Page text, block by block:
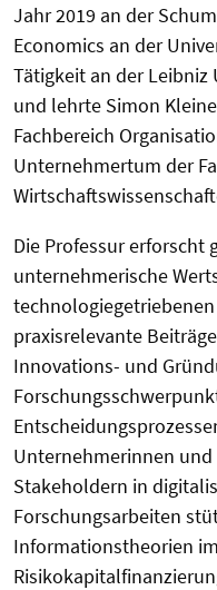
Jahr 2019 an der
Economics an der
Tätigkeit an der
und lehrte Simon
Fachbereich
Unternehmertum der
Die Professur erforscht
unternehmerische
praxisrelevante
Innovations- und
Unternehmerinnen
Stakeholdern in
Forschungsarbeiten
Informationstheorien